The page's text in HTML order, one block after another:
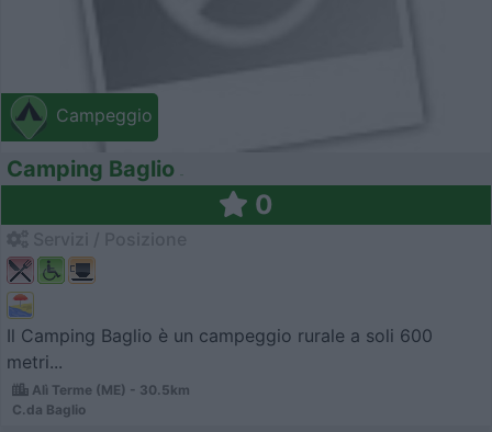
Campeggio
Camping Baglio
0
Il Camping Baglio è un campeggio rurale a soli 600
metri...
Alì Terme (ME) - 30.5km
C.da Baglio